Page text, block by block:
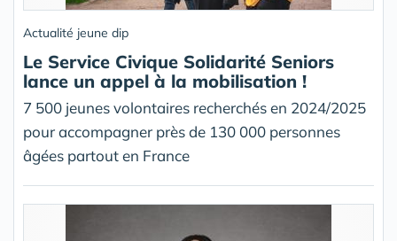
Actualité jeune dip
Le Service Civique Solidarité Seniors
lance un appel à la mobilisation !
7 500 jeunes volontaires recherchés en 2024/2025
pour accompagner près de 130 000 personnes
âgées partout en France